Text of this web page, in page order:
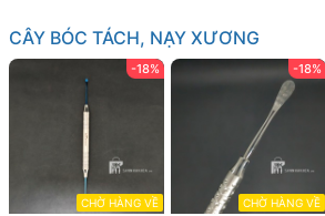
CÂY BÓC TÁCH, NẠY XƯƠNG
-18%
CHỜ HÀNG VỀ
-18%
CHỜ HÀNG VỀ